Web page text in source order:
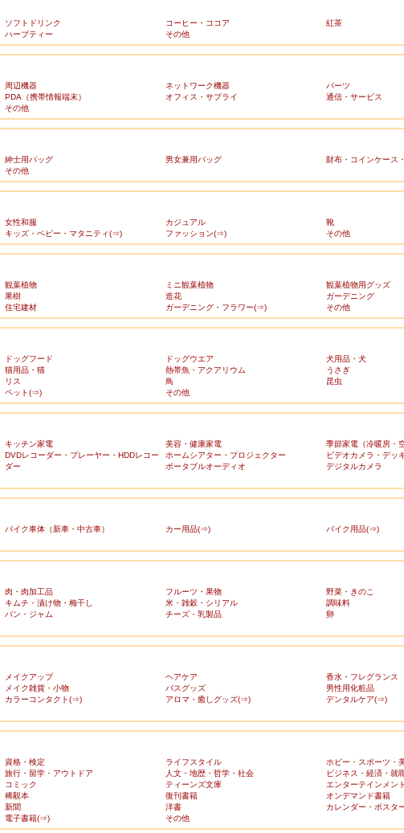
ソフトドリンク コーヒー・ココア 紅茶
ハーブティー その他
周辺機器 ネットワーク機器 パーツ
PDA（携帯情報端末） オフィス・サプライ 通信・サービス
その他
紳士用バッグ 男女兼用バッグ 財布・コインケース
その他
女性和服 カジュアル 靴
キッズ・ベビー・マタニティ(⇒) ファッション(⇒) その他
観葉植物 ミニ観葉植物 観葉植物用グッズ
果樹 造花 ガーデニング
住宅建材 ガーデニング・フラワー(⇒) その他
ドッグフード ドッグウエア 犬用品・犬
猫用品・猫 熱帯魚・アクアリウム うさぎ
リス 鳥 昆虫
ペット(⇒) その他
キッチン家電 美容・健康家電 季節家電（冷暖房・
DVDレコーダー・プレーヤー・HDDレコー
ダー
ホームシアター・プロジェクター ビデオカメラ・デッ
ポータブルオーディオ
デジタルカメラ
バイク車体（新車・中古車） カー用品(⇒) バイク用品(⇒)
肉・肉加工品 フルーツ・果物 野菜・きのこ
キムチ・漬け物・梅干し 米・雑穀・シリアル 調味料
パン・ジャム チーズ・乳製品 卵
メイクアップ ヘアケア 香水・フレグランス
メイク雑貨・小物 バスグッズ 男性用化粧品
カラーコンタクト(⇒) アロマ・癒しグッズ(⇒) デンタルケア(⇒)
資格・検定 ライフスタイル ホビー・スポーツ・
旅行・留学・アウトドア 人文・地歴・哲学・社会 ビジネス・経済・就
コミック ティーンズ文庫 エンターテインメント
稀覯本 復刊書籍 オンデマンド書籍
新聞 洋書 カレンダー・ポスタ
電子書籍(⇒) その他